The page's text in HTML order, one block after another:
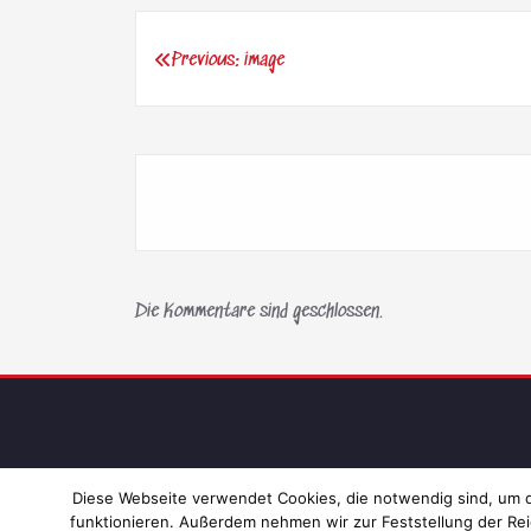
Beitragsnavigation
Previous: image
Die Kommentare sind geschlossen.
Diese Webseite verwendet Cookies, die notwendig sind,
funktionieren. Außerdem nehmen wir zur Feststellung der